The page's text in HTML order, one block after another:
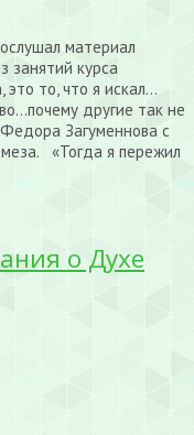
материал
занятий курса
это то, что я искал…
другие так не
Загуменнова с
«Тогда я пережил
о Духе